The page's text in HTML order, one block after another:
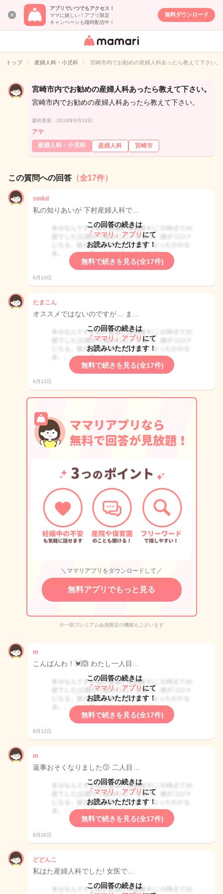
アプリでいつでもアクセス！
ママに嬉しい！アプリ限定
キャンペーンも随時配信中！
無料ダウンロード
女性専用匿名QA
イト
トップ 産婦人科・小児科 宮崎市内でお勧めの産婦人科あったら教えて下さい。
宮崎市内でお勧めの産婦人科あったら教えて下さい。
宮崎市内でお勧めの産婦人科あったら教えて下さい。
最終更新：2016年9月10日
アヤ
産婦人科・小児科
産婦人科 宮崎市
この質問への回答 （全17件）
smkd
私の知りあいが 下村産婦人科で…
この回答の続きは
「ママリ」アプリ にて
お読みいただけます！
無料で続きを見る(全17件)
9月10日
たまこん
オススメではないのですが… ま…
この回答の続きは
「ママリ」アプリ にて
お読みいただけます！
無料で続きを見る(全17件)
9月13日
＼ママリアプリをダウンロードして／
無料アプリでもっと見る
※一部プレミアム会員限定の機能もございます
m
こんばんわ！💓🙆 わたし一人目…
この回答の続きは
「ママリ」アプリ にて
お読みいただけます！
無料で続きを見る(全17件)
9月12日
m
返事おそくなりました😗 二人目…
この回答の続きは
「ママリ」アプリ にて
お読みいただけます！
無料で続きを見る(全17件)
9月20日
どどんこ
私はた産婦人科でした! 女医で…
この回答の続きは